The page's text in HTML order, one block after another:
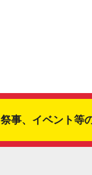
祭事、イベント等